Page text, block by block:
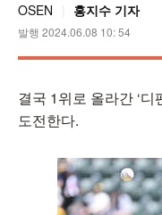
OSEN 홍지수 기자
발행 2024.06.08 10: 54
결국 1위로 올라간 ‘디
도전한다.